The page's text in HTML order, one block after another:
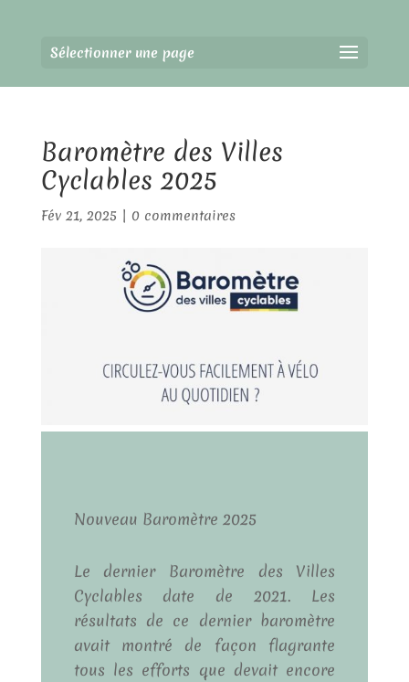
Sélectionner une page
Baromètre des Villes
Cyclables 2025
Fév 21, 2025 | 0 commentaires
Nouveau Baromètre 2025
Le dernier Baromètre des Villes
Cyclables date de 2021. Les
résultats de ce dernier baromètre
avait montré de façon flagrante
tous les efforts que devait encore